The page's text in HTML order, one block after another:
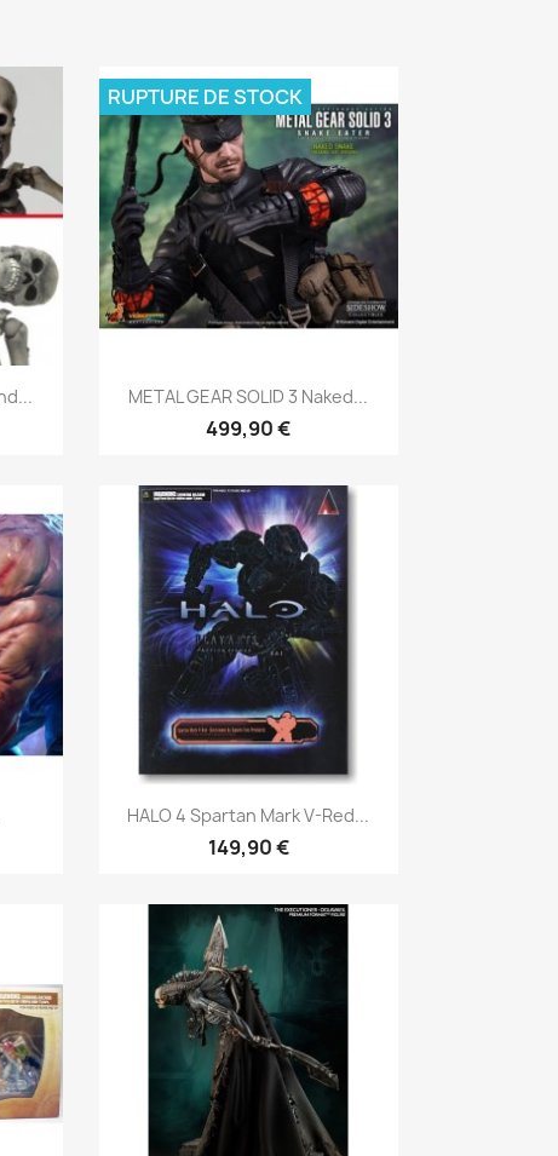
Aperçu rapide
METAL GEAR SOLID 3 Naked...
499,90 €
RUPTURE DE STOCK
Aperçu rapide
HALO 4 Spartan Mark V-Red...
149,90 €